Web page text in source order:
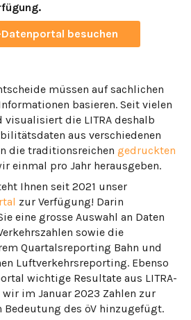
besuchen
müssen auf sachlichen
basieren. Seit vielen
die LITRA deshalb
aus verschiedenen
die traditionsreichen gedruckten
einmal pro Jahr herausgeben.
Ihnen seit 2021 unser
zur Verfügung! Darin
eine grosse Auswahl an Daten
sowie die
Quartalsreporting Bahn und
Luftverkehrsreporting. Ebenso
wichtige Resultate aus LITRA-
wir im Januar 2023 Zahlen zur
des öV hinzugefügt.